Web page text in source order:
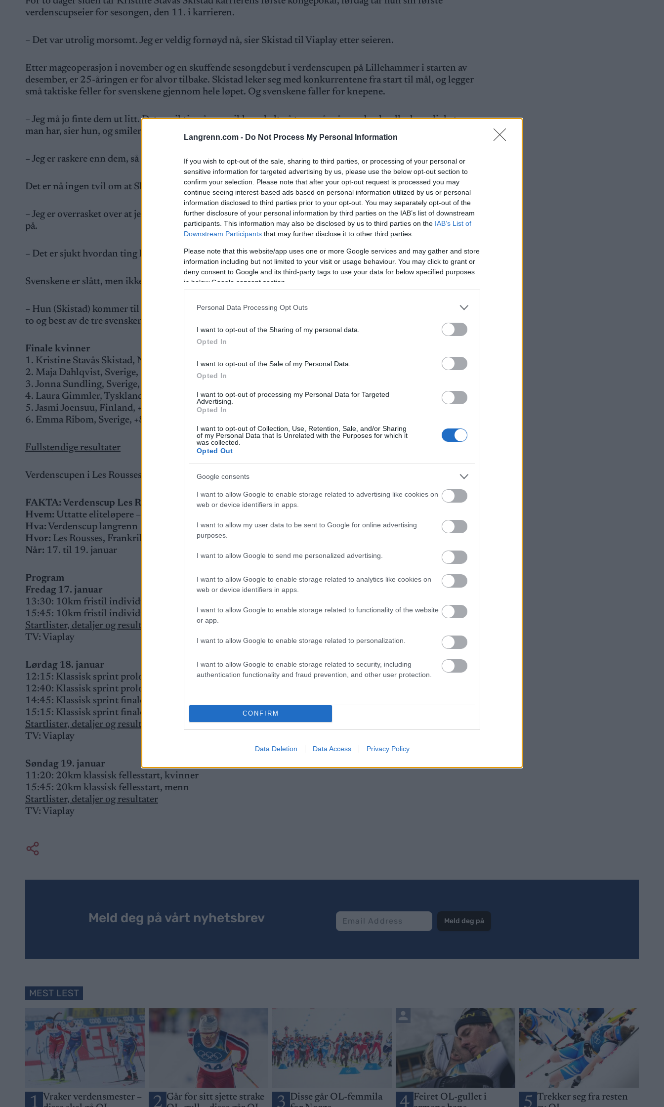
Langrenn.com - Do Not Process My Personal Information
If you wish to opt-out of the sale, sharing to third parties, or processing of your personal or
sensitive information for targeted advertising by us, please use the below opt-out section to
confirm your selection. Please note that after your opt-out request is processed you may
continue seeing interest-based ads based on personal information utilized by us or personal
information disclosed to third parties prior to your opt-out. You may separately opt-out of the
further disclosure of your personal information by third parties on the IAB’s list of downstream
participants. This information may also be disclosed by us to third parties on the IAB’s List of
Downstream Participants that may further disclose it to other third parties.
Please note that this website/app uses one or more Google services and may gather and store
information including but not limited to your visit or usage behaviour. You may click to grant or
deny consent to Google and its third-party tags to use your data for below specified purposes
in below Google consent section.
Personal Data Processing Opt Outs
I want to opt-out of the Sharing of my personal data.
Opted In
I want to opt-out of the Sale of my Personal Data.
Opted In
I want to opt-out of processing my Personal Data for Targeted
Advertising.
Opted In
I want to opt-out of Collection, Use, Retention, Sale, and/or Sharing
of my Personal Data that Is Unrelated with the Purposes for which it
was collected.
Opted Out
Google consents
I want to allow Google to enable storage related to advertising like cookies on
web or device identifiers in apps.
I want to allow my user data to be sent to Google for online advertising
purposes.
I want to allow Google to send me personalized advertising.
I want to allow Google to enable storage related to analytics like cookies on
web or device identifiers in apps.
I want to allow Google to enable storage related to functionality of the website
or app.
I want to allow Google to enable storage related to personalization.
I want to allow Google to enable storage related to security, including
authentication functionality and fraud prevention, and other user protection.
CONFIRM
Data Deletion Data Access Privacy Policy
verdenscupseier for sesongen, den 11. i karrieren.
– Det var utrolig morsomt. Jeg er veldig fornøyd nå, sier Skistad til Viaplay etter seieren.
Etter mageoperasjon i november og en skuffende sesongdebut i verdenscupen på Lillehammer i starten av
desember, er 25-åringen er for alvor tilbake. Skistad leker seg med konkurrentene fra start til mål, og legger
små taktiske feller for svenskene gjennom hele løpet. Og svenskene faller for knepene.
– Jeg må jo finte dem ut litt. Det er viktig når man ikke er helt på topp, så må man bruke alle de mulighetene
man har, sier hun, og smiler lurt.
– Jeg er raskere enn dem, så da kan jeg legge litt feller, og det trives jeg veldig godt med.
Det er nå ingen tvil om at Skistad er klar for VM på hjemmebane om seks uker.
– Jeg er overrasket over at jeg er såpass der allerede, så det lover bra, sier hun, og antyder at hun har mer å gå
på.
– Det er sjukt hvordan ting kan snu, sier Skistad.
Svenskene er slått, men ikke slått ut.
– Hun (Skistad) kommer til å bli å regne med, men hun er ikke uslåelig, sier Maja Dahlqvist, som blir nummer
to og best av de tre svenskene i finalen.
Finale kvinner
1. Kristine Stavås Skistad, Norge, 3:05.70
2. Maja Dahlqvist, Sverige, +0.28
3. Jonna Sundling, Sverige, +0.66
4. Laura Gimmler, Tyskland, +2.02
5. Jasmi Joensuu, Finland, +2.38
6. Emma Ribom, Sverige, +8.06
Fullstendige resultater
Verdenscupen i Les Rousses avslutter med 20 kilometer klassisk med fellesstart søndag.
FAKTA: Verdenscup Les Rousses
Hvem: Uttatte eliteløpere –
Hva: Verdenscup langrenn
Hvor: Les Rousses, Frankrike
Når: 17. til 19. januar
Program
Fredag 17. januar
13:30: 10km fristil individuell start, menn
15:45: 10km fristil individuell start, kvinner
Startlister, detaljer og resultater
TV: Viaplay
Lørdag 18. januar
12:15: Klassisk sprint prolog, kvinner
12:40: Klassisk sprint prolog, menn
14:45: Klassisk sprint finaler, kvinner
15:15: Klassisk sprint finaler, menn
Startlister, detaljer og resultater
TV: Viaplay
Søndag 19. januar
11:20: 20km klassisk fellesstart, kvinner
15:45: 20km klassisk fellesstart, menn
Startlister, detaljer og resultater
TV: Viaplay
Meld deg på vårt nyhetsbrev Meld deg på
MEST LEST
Vraker verdensmester –
Går for sitt sjette strake
Disse går OL-femmila
Feiret OL-gullet i
Trekker seg fra resten